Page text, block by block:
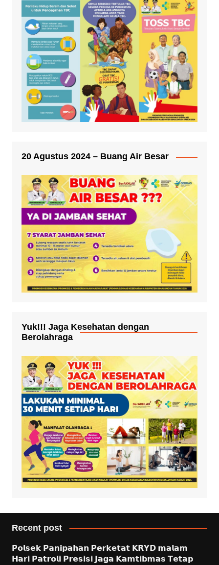
20 Agustus 2024 – Buang Air Besar
Yuk!!! Jaga Kesehatan dengan
Berolahraga
Recent post
𝗣𝗼𝗹𝘀𝗲𝗸 𝗣𝗮𝗻𝗶𝗽𝗮𝗵𝗮𝗻 𝗣𝗲𝗿𝗸𝗲𝘁𝗮𝘁 𝗞𝗥𝗬𝗗 𝗺𝗮𝗹𝗮𝗺
𝗛𝗮𝗿𝗶 𝗣𝗮𝘁𝗿𝗼𝗹𝗶 𝗣𝗿𝗲𝘀𝗶𝘀𝗶 𝗝𝗮𝗴𝗮 𝗞𝗮𝗺𝘁𝗶𝗯𝗺𝗮𝘀 𝗧𝗲𝘁𝗮𝗽